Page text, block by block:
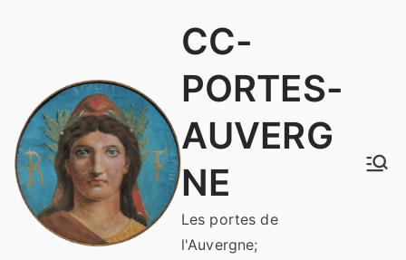
CC-
PORTES-
AUVERG
NE
Les portes de
l'Auvergne;